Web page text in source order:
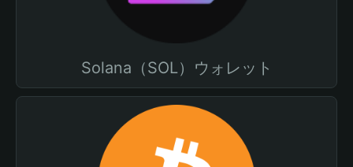
Solana（SOL）ウォレット